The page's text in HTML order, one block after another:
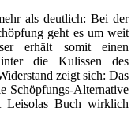
als deutlich: Bei der
geht es um weit
erhält somit einen
die Kulissen des
zeigt sich: Das
Schöpfungs-Alternative
Leisolas Buch wirklich